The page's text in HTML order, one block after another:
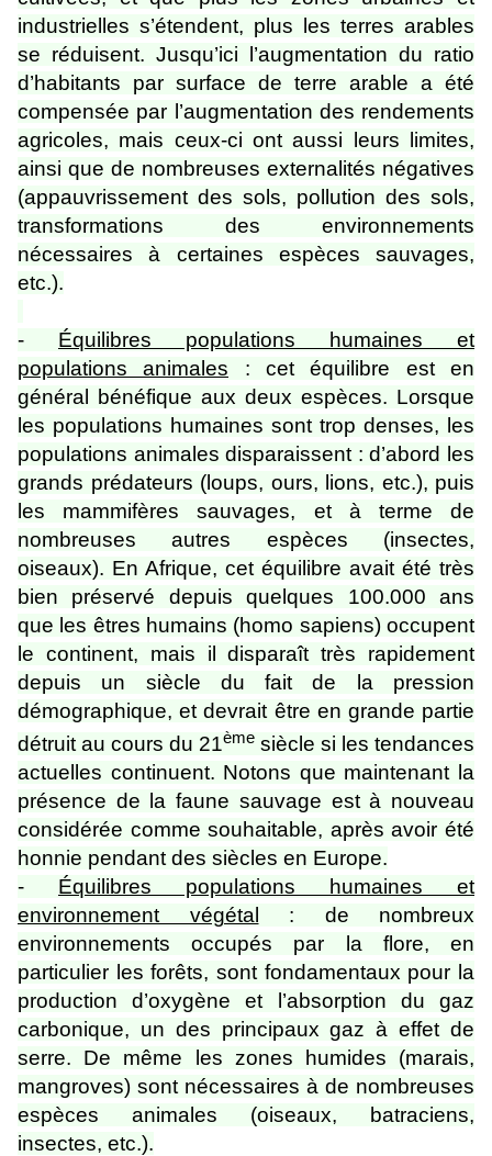
industrielles s’étendent, plus les terres arables
se réduisent. Jusqu’ici l’augmentation du ratio
d’habitants par surface de terre arable a été
compensée par l’augmentation des rendements
agricoles, mais ceux-ci ont aussi leurs limites,
ainsi que de nombreuses externalités négatives
(appauvrissement des sols, pollution des sols,
transformations des environnements
nécessaires à certaines espèces sauvages,
etc.).
- Équilibres populations humaines et
populations animales : cet équilibre est en
général bénéfique aux deux espèces. Lorsque
les populations humaines sont trop denses, les
populations animales disparaissent : d’abord les
grands prédateurs (loups, ours, lions, etc.), puis
les mammifères sauvages, et à terme de
nombreuses autres espèces (insectes,
oiseaux). En Afrique, cet équilibre avait été très
bien préservé depuis quelques 100.000 ans
que les êtres humains (homo sapiens) occupent
le continent, mais il disparaît très rapidement
depuis un siècle du fait de la pression
démographique, et devrait être en grande partie
détruit au cours du 21ème siècle si les tendances
actuelles continuent. Notons que maintenant la
présence de la faune sauvage est à nouveau
considérée comme souhaitable, après avoir été
honnie pendant des siècles en Europe.
- Équilibres populations humaines et
environnement végétal : de nombreux
environnements occupés par la flore, en
particulier les forêts, sont fondamentaux pour la
production d’oxygène et l’absorption du gaz
carbonique, un des principaux gaz à effet de
serre. De même les zones humides (marais,
mangroves) sont nécessaires à de nombreuses
espèces animales (oiseaux, batraciens,
insectes, etc.).